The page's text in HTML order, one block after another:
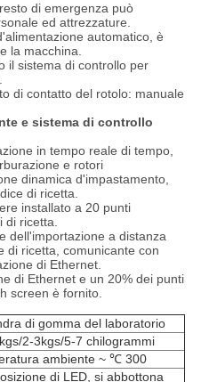
di emergenza può
ed attrezzature.
automatico, è
la macchina.
il sistema di controllo per
di contatto del rotolo: manuale
e sistema di controllo
in tempo reale di tempo,
e rotori
dinamica d'impastamento,
di ricetta.
installato a 20 punti
di ricetta.
dell'importazione a distanza
di ricetta, comunicante con
di Ethernet.
di Ethernet e un 20% dei punti
screen è fornito.
di gomma del laboratorio
2-3kgs/5-7 chilogrammi
ambiente ~ ℃ 300
di LED, si abbottona